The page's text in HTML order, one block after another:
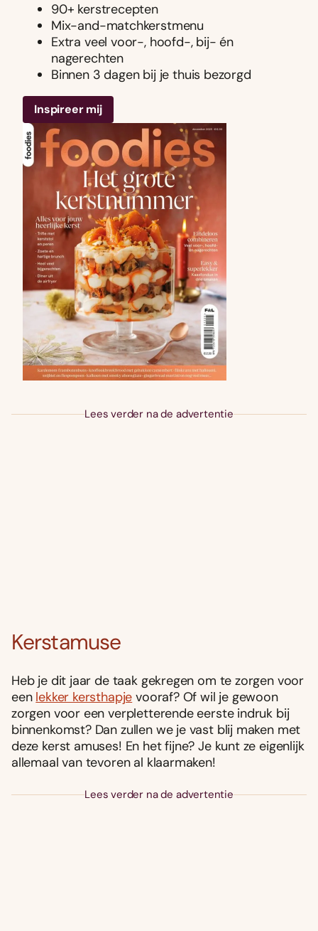
90+ kerstrecepten
Mix-and-matchkerstmenu
Extra veel voor-, hoofd-, bij- én
nagerechten
Binnen 3 dagen bij je thuis bezorgd
Inspireer mij
Lees verder na de advertentie
Kerstamuse
Heb je dit jaar de taak gekregen om te zorgen voor
een lekker kersthapje vooraf? Of wil je gewoon
zorgen voor een verpletterende eerste indruk bij
binnenkomst? Dan zullen we je vast blij maken met
deze kerst amuses! En het fijne? Je kunt ze eigenlijk
allemaal van tevoren al klaarmaken!
Lees verder na de advertentie